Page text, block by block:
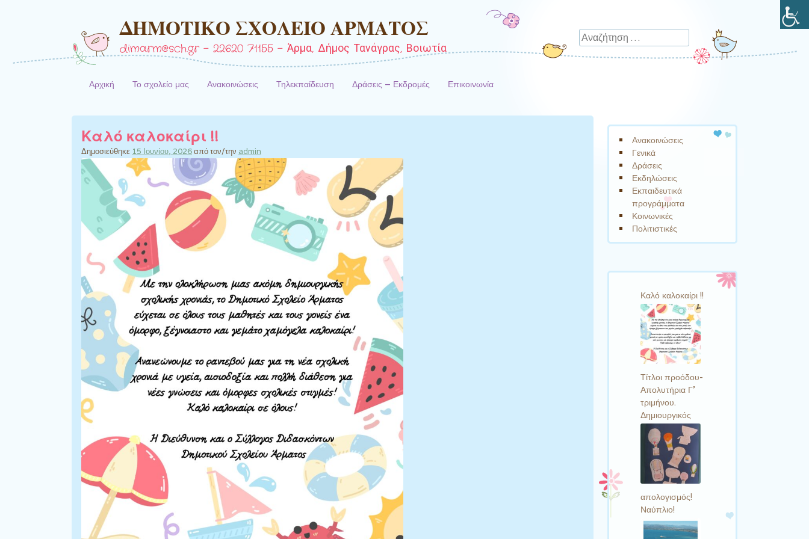
ΔΗΜΟΤΙΚΟ ΣΧΟΛΕΙΟ ΑΡΜΑΤΟΣ
dimarm@sch.gr – 22620 71155 – Άρμα, Δήμος Τανάγρας, Βοιωτία
Αναζήτηση
Αρχική Το σχολείο μας Ανακοινώσεις Τηλεκπαίδευση Δράσεις – Εκδρομές Επικοινωνία
Καλό καλοκαίρι !!
Δημοσιεύθηκε 15 Ιουνίου, 2026από τον/την admin
Ανακοινώσεις
Γενικά
Δράσεις
Εκδηλώσεις
Εκπαιδευτικά
προγράμματα
Κοινωνικές
Πολιτιστικές
Καλό καλοκαίρι !!
Τίτλοι προόδου-
Απολυτήρια Γ’
τριμήνου.
Δημιουργικός
απολογισμός!
Ναύπλιο!